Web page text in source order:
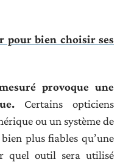
pour bien choisir ses
provoque une
Certains opticiens
ou un système de
plus fiables qu’une
quel outil sera utilisé